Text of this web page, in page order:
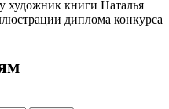
художник книги Наталья
диплома конкурса